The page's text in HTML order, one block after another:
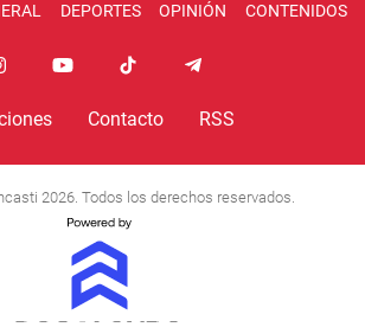
DEPORTES OPINIÓN CONTENIDOS
Contacto RSS
2026. Todos los derechos reservados.